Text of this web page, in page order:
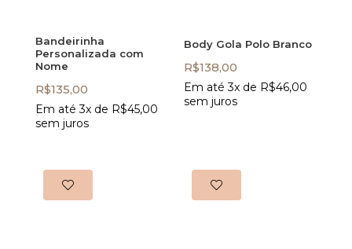
Bandeirinha
Personalizada com
Nome
R$135,00
Em até 3x de R$45,00
sem juros
Body Gola Polo Branco
R$138,00
Em até 3x de R$46,00
sem juros